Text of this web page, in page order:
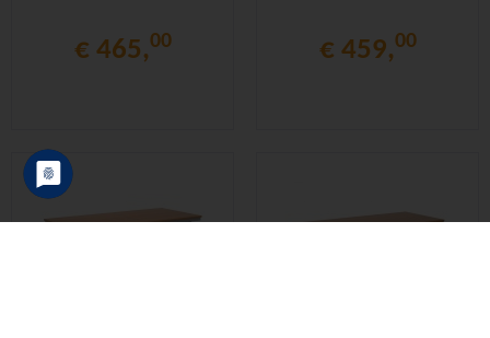
€ 465,00 € 459,00